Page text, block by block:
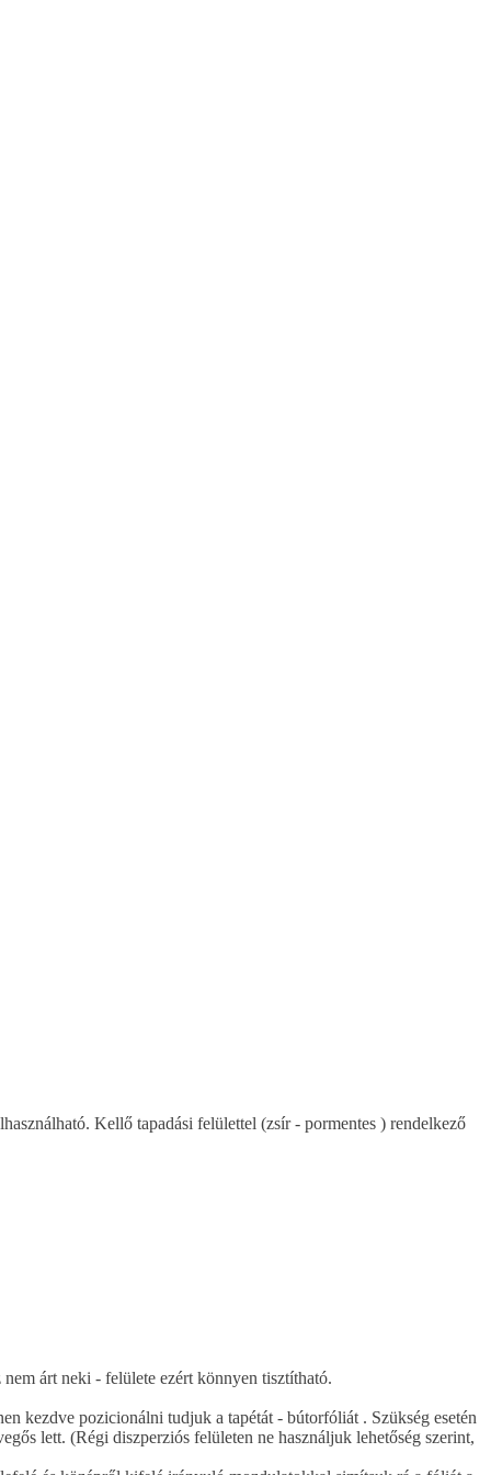
Kellő tapadási felülettel (zsír - pormentes ) rendelkező
árt neki - felülete ezért könnyen tisztítható.
kezdve pozicionálni tudjuk a tapétát - bútorfóliát . Szükség esetén
lett. (Régi diszperziós felületen ne használjuk lehetőség szerint,